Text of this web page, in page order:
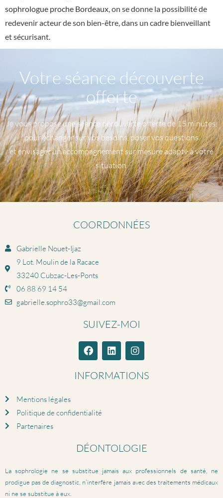
sophrologue proche Bordeaux , on se donne la possibilité de
redevenir acteur de son bien-être, dans un cadre bienveillant
et sécurisant.
Votre séance découverte
offerte
Je vous propose une séance découverte offerte de 15 minutes,
pour échanger sur vos besoins, poser vos questions
et envisager un accompagnement sur mesure adapté à votre
situation.
COORDONNÉES
Gabrielle Nouet-Ijaz
9 Lot. Moulin de la Racace
33240 Cubzac-Les-Ponts
06 88 69 14 54
gabrielle.sophro33@gmail.com
SUIVEZ-MOI
INFORMATIONS
Mentions légales
Politique de confidentialité
Partenaires
DÉONTOLOGIE
La sophrologie ne se substitue jamais aux professionnels de santé, ne
prodigue pas de diagnostic, n’interfère jamais avec des traitements médicaux
ni ne se substitue à eux.